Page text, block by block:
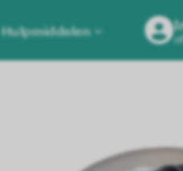
Hulpmiddelen